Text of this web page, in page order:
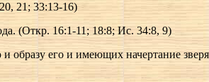
21; 33:13-16)
(Откр. 16:1-11; 18:8; Ис. 34:8, 9)
его и имеющих начертание